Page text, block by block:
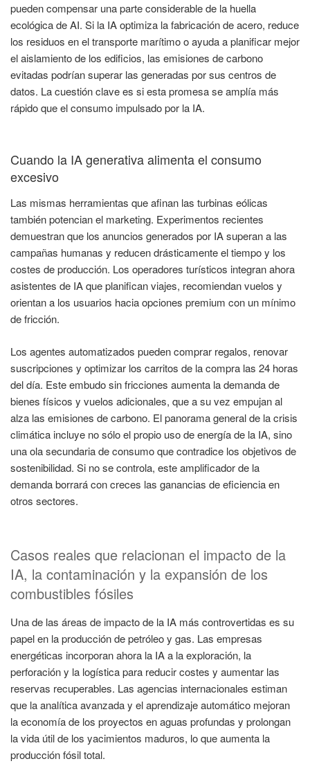
pueden compensar una parte considerable de la huella
ecológica de AI. Si la IA optimiza la fabricación de acero, reduce
los residuos en el transporte marítimo o ayuda a planificar mejor
el aislamiento de los edificios, las emisiones de carbono
evitadas podrían superar las generadas por sus centros de
datos. La cuestión clave es si esta promesa se amplía más
rápido que el consumo impulsado por la IA.
Cuando la IA generativa alimenta el consumo
excesivo
Las mismas herramientas que afinan las turbinas eólicas
también potencian el marketing. Experimentos recientes
demuestran que los anuncios generados por IA superan a las
campañas humanas y reducen drásticamente el tiempo y los
costes de producción. Los operadores turísticos integran ahora
asistentes de IA que planifican viajes, recomiendan vuelos y
orientan a los usuarios hacia opciones premium con un mínimo
de fricción.
Los agentes automatizados pueden comprar regalos, renovar
suscripciones y optimizar los carritos de la compra las 24 horas
del día. Este embudo sin fricciones aumenta la demanda de
bienes físicos y vuelos adicionales, que a su vez empujan al
alza las emisiones de carbono. El panorama general de la crisis
climática incluye no sólo el propio uso de energía de la IA, sino
una ola secundaria de consumo que contradice los objetivos de
sostenibilidad. Si no se controla, este amplificador de la
demanda borrará con creces las ganancias de eficiencia en
otros sectores.
Casos reales que relacionan el impacto de la
IA, la contaminación y la expansión de los
combustibles fósiles
Una de las áreas de impacto de la IA más controvertidas es su
papel en la producción de petróleo y gas. Las empresas
energéticas incorporan ahora la IA a la exploración, la
perforación y la logística para reducir costes y aumentar las
reservas recuperables. Las agencias internacionales estiman
que la analítica avanzada y el aprendizaje automático mejoran
la economía de los proyectos en aguas profundas y prolongan
la vida útil de los yacimientos maduros, lo que aumenta la
producción fósil total.